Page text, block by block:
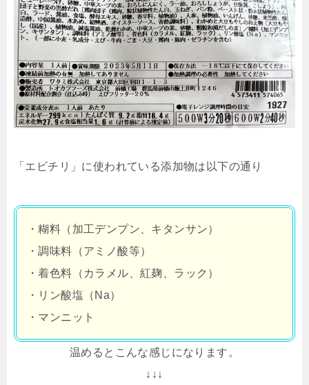
「エビチリ」に使われている添加物は以下の通り
・糊料（加工デンプン、キタンサン）
・調味料（アミノ酸等）
・着色料（カラメル、紅麹、ラック）
・リン酸塩（Na）
・マンニット
温めるとこんな感じになります。
↓↓↓